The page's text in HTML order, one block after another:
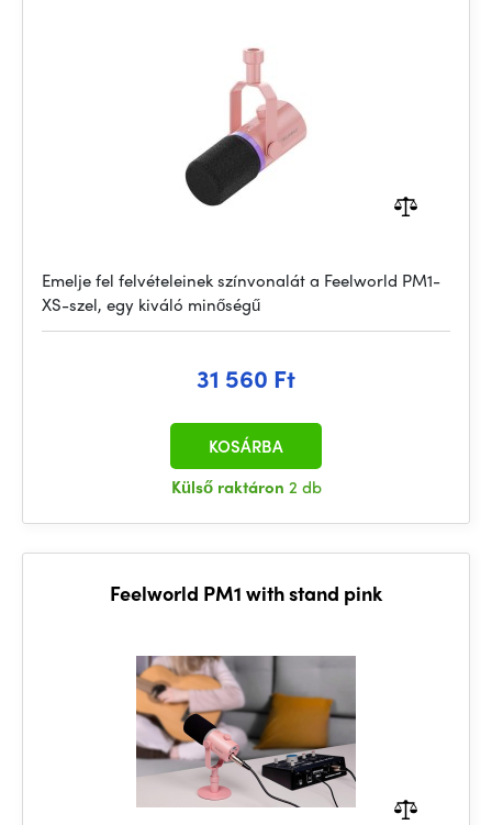
Emelje fel felvételeinek színvonalát a Feelworld PM1-
XS-szel, egy kiváló minőségű
31 560 Ft
Külső raktáron 2 db
KOSÁRBA
Feelworld PM1 with stand pink